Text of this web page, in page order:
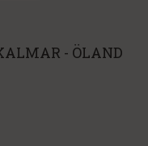
- ÖLAND